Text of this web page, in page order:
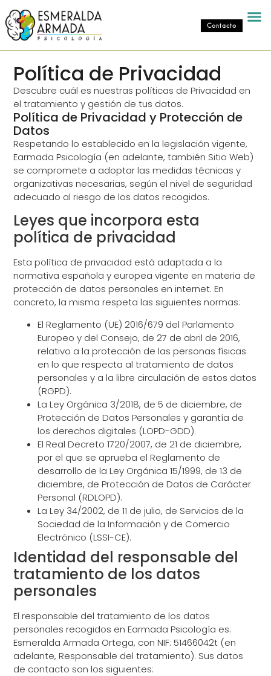
Contacto
Política de Privacidad
Descubre cuál es nuestras políticas de Privacidad en
el tratamiento y gestión de tus datos.
Política de Privacidad y Protección de
Datos
Respetando lo establecido en la legislación vigente,
Earmada Psicología (en adelante, también Sitio Web)
se compromete a adoptar las medidas técnicas y
organizativas necesarias, según el nivel de seguridad
adecuado al riesgo de los datos recogidos.
Leyes que incorpora esta
política de privacidad
Esta política de privacidad está adaptada a la
normativa española y europea vigente en materia de
protección de datos personales en internet. En
concreto, la misma respeta las siguientes normas:
El Reglamento (UE) 2016/679 del Parlamento
Europeo y del Consejo, de 27 de abril de 2016,
relativo a la protección de las personas físicas
en lo que respecta al tratamiento de datos
personales y a la libre circulación de estos datos
(RGPD).
La Ley Orgánica 3/2018, de 5 de diciembre, de
Protección de Datos Personales y garantía de
los derechos digitales (LOPD-GDD).
El Real Decreto 1720/2007, de 21 de diciembre,
por el que se aprueba el Reglamento de
desarrollo de la Ley Orgánica 15/1999, de 13 de
diciembre, de Protección de Datos de Carácter
Personal (RDLOPD).
La Ley 34/2002, de 11 de julio, de Servicios de la
Sociedad de la Información y de Comercio
Electrónico (LSSI-CE).
Identidad del responsable del
tratamiento de los datos
personales
El responsable del tratamiento de los datos
personales recogidos en Earmada Psicología es:
Esmeralda Armada Ortega, con NIF: 51466042t (en
adelante, Responsable del tratamiento). Sus datos
de contacto son los siguientes: